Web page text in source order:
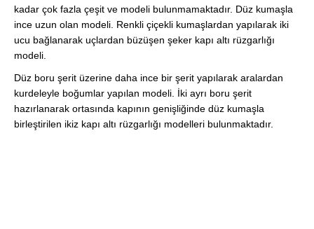
kadar çok fazla çeşit ve modeli bulunmamaktadır. Düz kumaşla
ince uzun olan modeli. Renkli çiçekli kumaşlardan yapılarak iki
ucu bağlanarak uçlardan büzüşen şeker kapı altı rüzgarlığı
modeli.
Düz boru şerit üzerine daha ince bir şerit yapılarak aralardan
kurdeleyle boğumlar yapılan modeli. İki ayrı boru şerit
hazırlanarak ortasında kapının genişliğinde düz kumaşla
birleştirilen ikiz kapı altı rüzgarlığı modelleri bulunmaktadır.